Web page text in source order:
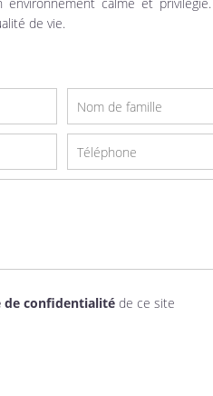
de vie.
de confidentialitéde ce site